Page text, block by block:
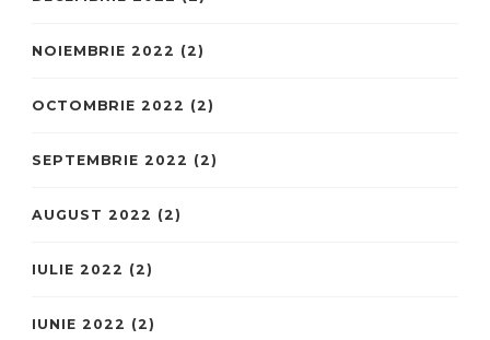
NOIEMBRIE 2022 (2)
OCTOMBRIE 2022 (2)
SEPTEMBRIE 2022 (2)
AUGUST 2022 (2)
IULIE 2022 (2)
IUNIE 2022 (2)